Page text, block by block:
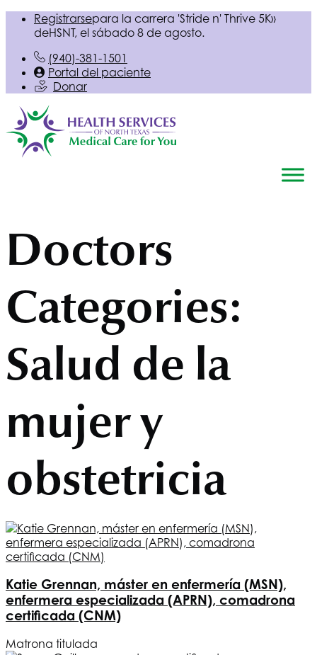
Registrarsepara la carrera 'Stride n' Thrive 5K»
deHSNT, el sábado 8 de agosto.
(940)-381-1501
Portal del paciente
Donar
Doctors
Categories:
Salud de la
mujer y
obstetricia
Katie Grennan, máster en enfermería (MSN),
enfermera especializada (APRN), comadrona
certificada (CNM)
Matrona titulada